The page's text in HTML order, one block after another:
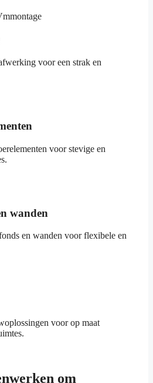
voor een strak en
voor stevige en
wanden
en wanden voor flexibele en
voor op maat
om